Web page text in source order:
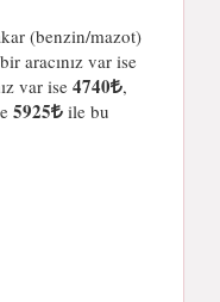
(benzin/mazot)
aracınız var ise
var ise 4740 ,
5925
ile bu